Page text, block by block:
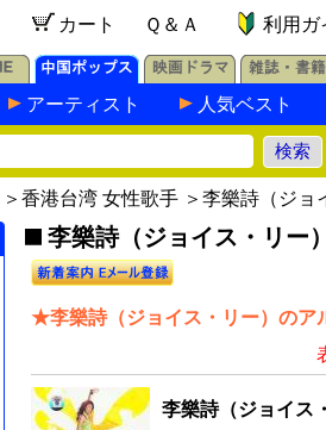
カート Ｑ＆Ａ 利用ガ
アーティスト 人気ベスト
＞ 香港台湾 女性歌手 ＞李樂詩（ジョ
李樂詩（ジョイス・リー
★李樂詩（ジョイス・リー）のア
李樂詩（ジョイス